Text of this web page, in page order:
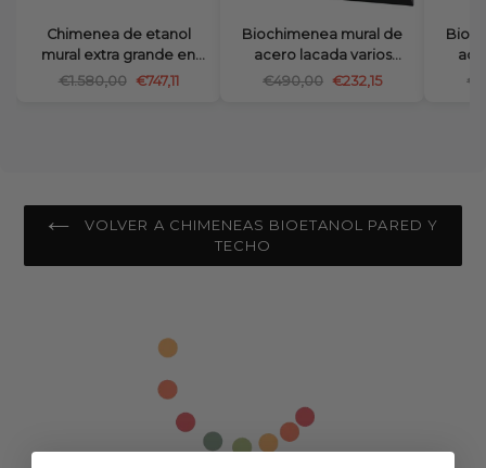
Chimenea de etanol
mural extra grande en
acero negro y cristal
€1.580,00 €747,11
Biochimenea mural de
acero lacada varios
colores disponibles
€490,00 €232,15
VOLVER A CHIMENEAS BIOETANOL PARED Y
TECHO